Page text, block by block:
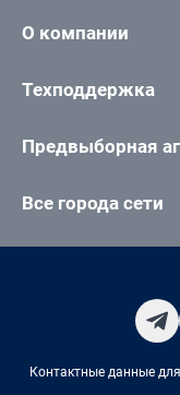
О компании
Техподдержка
Предвыборная
Все города сети
Контактные данные